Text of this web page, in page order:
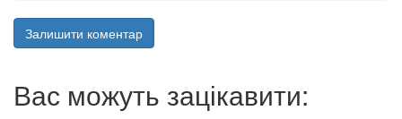
Залишити коментар
Вас можуть зацікавити: